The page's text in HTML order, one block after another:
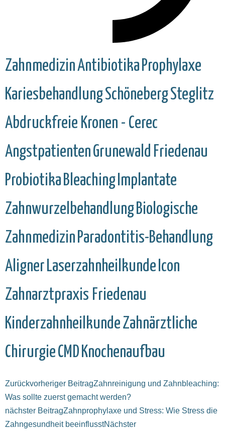
ZahnmedizinAntibiotika Prophylaxe
KariesbehandlungSchönebergSteglitz
Abdruckfreie Kronen - Cerec
AngstpatientenGrunewald Friedenau
Probiotika Bleaching Implantate
Zahnwurzelbehandlung Biologische
Zahnmedizin Paradontitis-Behandlung
Aligner Laserzahnheilkunde Icon
Zahnarztpraxis Friedenau
KinderzahnheilkundeZahnärztliche
ChirurgieCMD Knochenaufbau
Zurückvorheriger BeitragZahnreinigung und Zahnbleaching:
Was sollte zuerst gemacht werden?
nächster BeitragZahnprophylaxe und Stress: Wie Stress die
Zahngesundheit beeinflusstNächster